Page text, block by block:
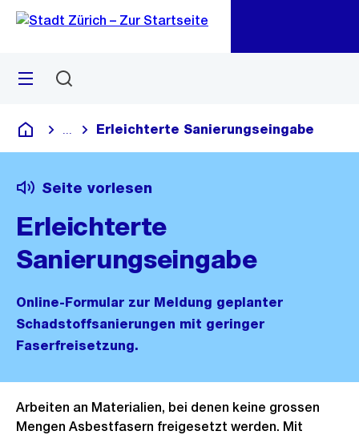
Navigation
Sprunglink
Menü
Deutsch
Blende alle Breadcrumbs ein
Erleichterte Sanierungseingabe
Seite vorlesen
Erleichterte
Sanierungseingabe
Online-Formular zur Meldung geplanter
Schadstoffsanierungen mit geringer
Faserfreisetzung.
Arbeiten an Materialien, bei denen keine grossen
Mengen Asbestfasern freigesetzt werden. Mit